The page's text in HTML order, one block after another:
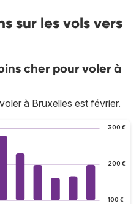
sur les vols vers
cher pour voler à
à Bruxelles est février.
100 €
200 €
300 €